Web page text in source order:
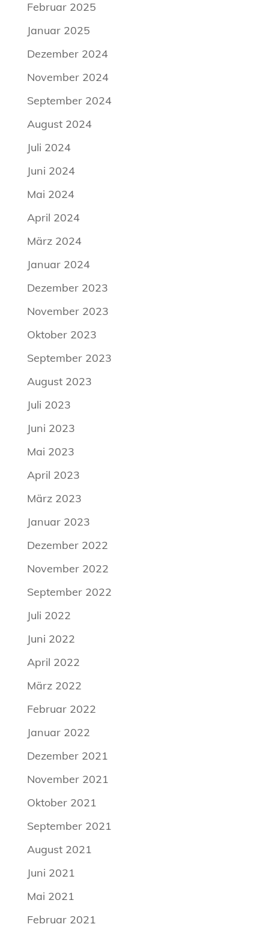
Februar 2025
Januar 2025
Dezember 2024
November 2024
September 2024
August 2024
Juli 2024
Juni 2024
Mai 2024
April 2024
März 2024
Januar 2024
Dezember 2023
November 2023
Oktober 2023
September 2023
August 2023
Juli 2023
Juni 2023
Mai 2023
April 2023
März 2023
Januar 2023
Dezember 2022
November 2022
September 2022
Juli 2022
Juni 2022
April 2022
März 2022
Februar 2022
Januar 2022
Dezember 2021
November 2021
Oktober 2021
September 2021
August 2021
Juni 2021
Mai 2021
Februar 2021